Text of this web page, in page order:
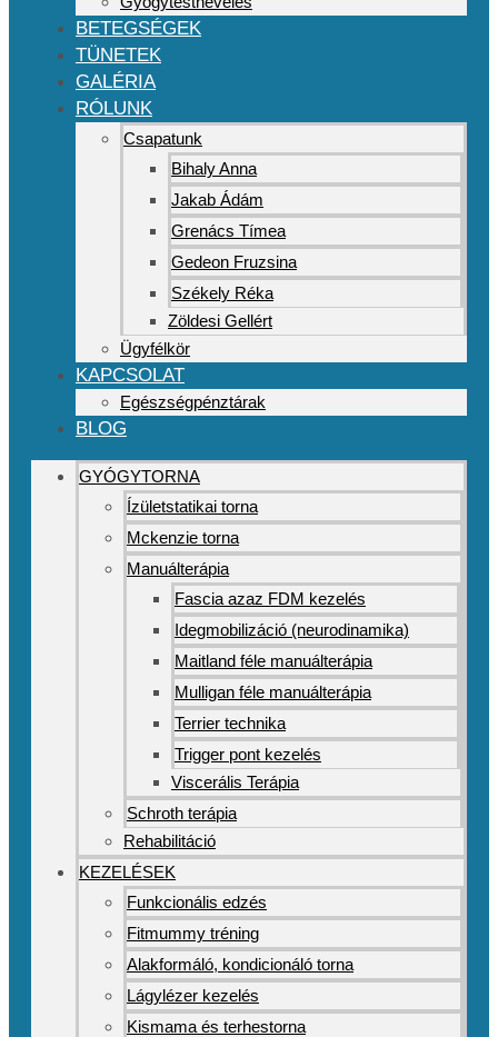
BETEGSÉGEK
TÜNETEK
GALÉRIA
RÓLUNK
Csapatunk
Bihaly Anna
Jakab Ádám
Grenács Tímea
Gedeon Fruzsina
Székely Réka
Zöldesi Gellért
Ügyfélkör
KAPCSOLAT
Egészségpénztárak
BLOG
GYÓGYTORNA
Ízületstatikai torna
Mckenzie torna
Manuálterápia
Fascia azaz FDM kezelés
Idegmobilizáció (neurodinamika)
Maitland féle manuálterápia
Mulligan féle manuálterápia
Terrier technika
Trigger pont kezelés
Viscerális Terápia
Schroth terápia
Rehabilitáció
KEZELÉSEK
Funkcionális edzés
Fitmummy tréning
Alakformáló, kondicionáló torna
Lágylézer kezelés
Kismama és terhestorna